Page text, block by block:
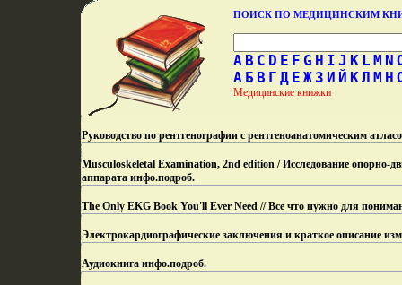
ПОИСК ПО МЕДИЦИНСКИМ
A B C D E F G H I J K L M N
А Б В Г Д Е Ж З И Й КЛ М Н
Медицинские книжки
Руководство по рентгенографии с рентгеноанатомическим
Musculoskeletal Examination, 2nd edition / Исследование опорно-
аппарата инфо.подроб.
The Only EKG Book You'll Ever Need // Все что нужно для
Электрокардиографические заключения и краткое описание
Аудиокнига инфо.подроб.